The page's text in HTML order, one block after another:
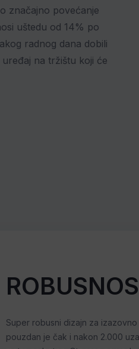
značajno povećanje
uštedu od 14% po
radnog dana dobili
na tržištu koji će
Super robusni dizajn za
pouzdan je čak i nakon 2.000